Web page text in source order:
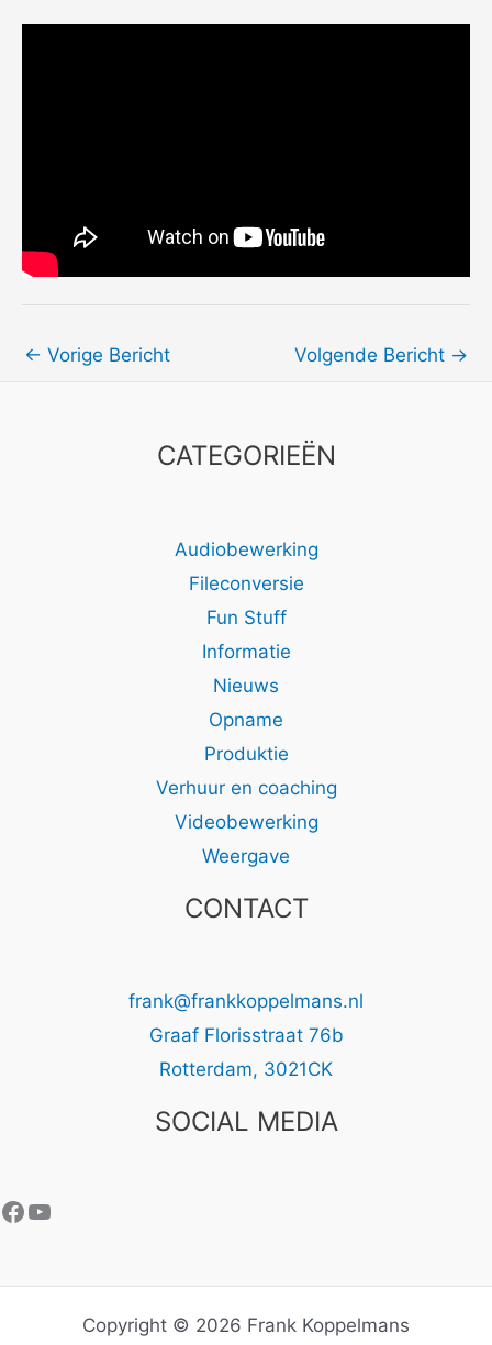
← Vorige Bericht Volgende Bericht →
CATEGORIEËN
Audiobewerking
Fileconversie
Fun Stuff
Informatie
Nieuws
Opname
Produktie
Verhuur en coaching
Videobewerking
Weergave
CONTACT
frank@frankkoppelmans.nl
Graaf Florisstraat 76b
Rotterdam, 3021CK
SOCIAL MEDIA
Facebook
YouTube
Copyright © 2026 Frank Koppelmans